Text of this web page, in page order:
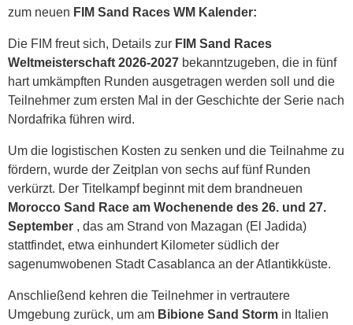
zum neuen FIM Sand Races WM Kalender:
Die FIM freut sich, Details zur FIM Sand Races
Weltmeisterschaft 2026-2027 bekanntzugeben, die in fünf
hart umkämpften Runden ausgetragen werden soll und die
Teilnehmer zum ersten Mal in der Geschichte der Serie nach
Nordafrika führen wird.
Um die logistischen Kosten zu senken und die Teilnahme zu
fördern, wurde der Zeitplan von sechs auf fünf Runden
verkürzt. Der Titelkampf beginnt mit dem brandneuen
Morocco Sand Race am Wochenende des 26. und 27.
September , das am Strand von Mazagan (El Jadida)
stattfindet, etwa einhundert Kilometer südlich der
sagenumwobenen Stadt Casablanca an der Atlantikküste.
Anschließend kehren die Teilnehmer in vertrautere
Umgebung zurück, um am Bibione Sand Storm in Italien